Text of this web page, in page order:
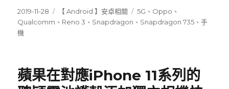
發
佈
日
2019-11-28
分
類
【 Android 】安卓相關
標
籤
5G 、 Oppo 、
Qualcomm 、 Reno 3 、 Snapdragon 、 Snapdragon 735 、手
機
蘋果在對應iPhone 11系列的